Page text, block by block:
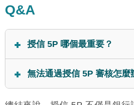
Q&A
授信 5P 哪個最重要？
在銀行授信實務中，5P 中的
無法通過授信 5P 審核怎麼
若因無法通過授信 5P 的風險評